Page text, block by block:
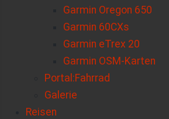
Garmin Oregon 650
Garmin 60CXs
Garmin eTrex 20
Garmin OSM-Karten
Portal:Fahrrad
Galerie
Reisen